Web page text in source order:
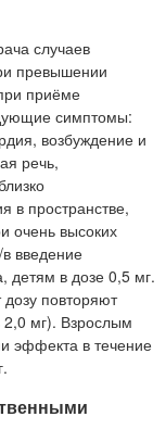
случаев
превышении
приёме
симптомы:
возбуждение и
речь,
в пространстве,
очень высоких
введение
детям в дозе 0,5 мг.
повторяют
мг). Взрослым
эффекта в течение